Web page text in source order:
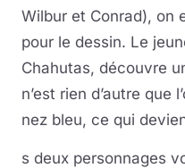
Wilbur et Conrad), on
pour le dessin. Le
Chahutas, découvre
n’est rien d’autre que
nez bleu, ce qui
s deux personnages